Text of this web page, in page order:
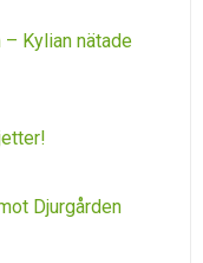
Kylian nätade
Djurgården